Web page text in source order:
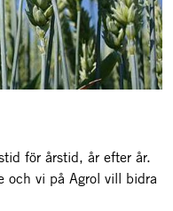
för årstid, år efter år.
och vi på Agrol vill bidra